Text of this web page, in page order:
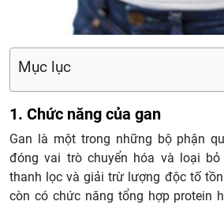
Mục lục
1. Chức năng của gan
Gan là một trong những bộ phận
đóng vai trò chuyển hóa và loại
thanh lọc và giải trừ lượng độc tố
còn có chức năng tổng hợp protein